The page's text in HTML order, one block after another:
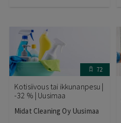
72
Kotisiivous tai ikkunanpesu |
-32 % | Uusimaa
Midat Cleaning Oy Uusimaa